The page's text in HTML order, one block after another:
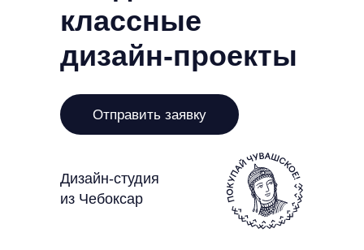
классные
дизайн-проекты
Отправить заявку
Дизайн-студия
из Чебоксар